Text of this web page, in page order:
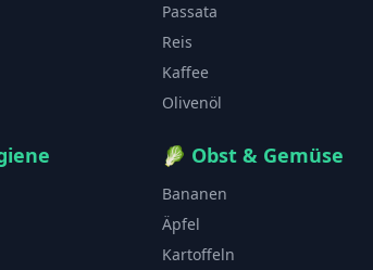
Passata
Reis
Kaffee
Olivenöl
🥬 Obst & Gemüse
Bananen
Äpfel
Kartoffeln